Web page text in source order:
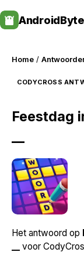
to
content
Home /
CODYCROSS
Feestdag
Het antwoord op
voor